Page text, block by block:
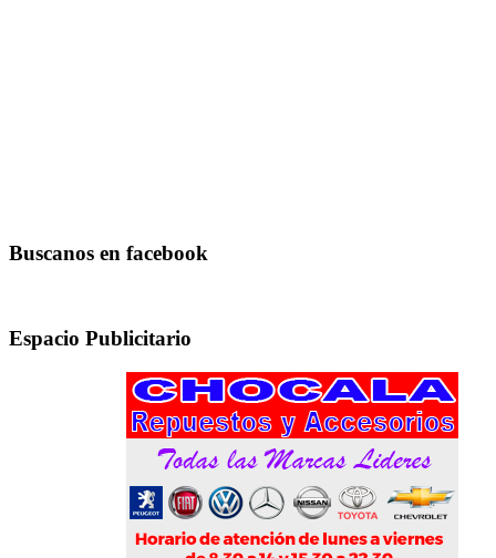
Buscanos en facebook
Espacio Publicitario